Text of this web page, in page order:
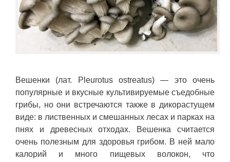
Вешенки (лат. Pleurotus ostreatus) — это очень
популярные и вкусные культивируемые съедобные
грибы, но они встречаются также в дикорастущем
виде: в лиственных и смешанных лесах и парках на
пнях и древесных отходах. Вешенка считается
очень полезным для здоровья грибом. В ней мало
калорий и много пищевых волокон, что